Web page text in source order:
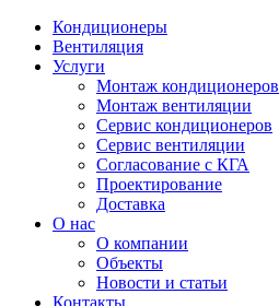
Кондиционеры
Вентиляция
Услуги
Монтаж кондиционеров
Монтаж вентиляции
Сервис кондиционеров
Сервис вентиляции
Согласование с КГА
Проектирование
Доставка
О нас
О компании
Объекты
Новости и статьи
Контакты